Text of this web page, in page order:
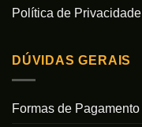
Política de Privacidade
DÚVIDAS GERAIS
Formas de Pagamento